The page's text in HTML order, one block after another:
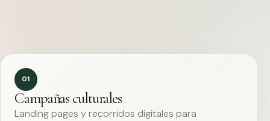
01
Campañas culturales
Landing pages y recorridos digitales para